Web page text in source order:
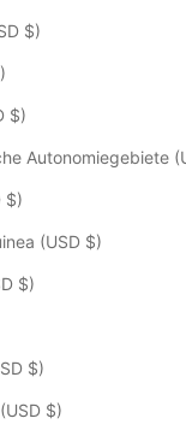
$)
$)
Autonomiegebiete
$)
(USD $)
$)
$)
$)